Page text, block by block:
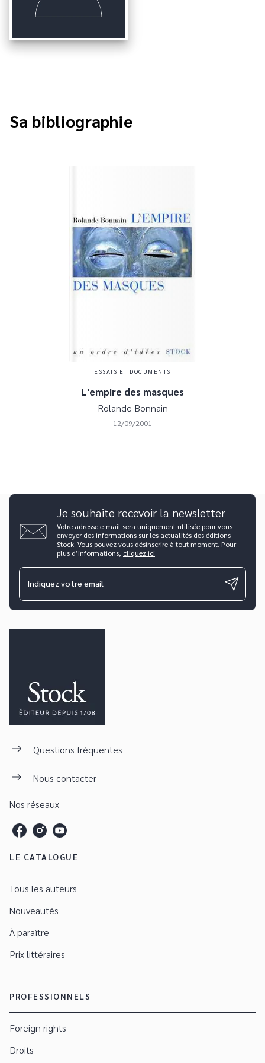
Sa bibliographie
ESSAIS ET DOCUMENTS
L'empire des masques
Rolande Bonnain
12/09/2001
Je souhaite recevoir la newsletter
Votre adresse e-mail sera uniquement utilisée pour vous
envoyer des informations sur les actualités des éditions
Stock. Vous pouvez vous désinscrire à tout moment. Pour
plus d’informations, cliquez ici.
Indiquez votre email
Questions fréquentes
Nous contacter
Nos réseaux
LE CATALOGUE
Tous les auteurs
Nouveautés
À paraître
Prix littéraires
PROFESSIONNELS
Foreign rights
Droits